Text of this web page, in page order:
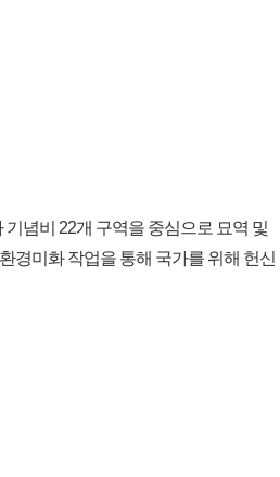
념비 22개 구역을 중심으로 묘역 및
경미화 작업을 통해 국가를 위해 헌신